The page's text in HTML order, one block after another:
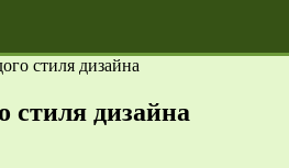
стиля дизайна
стиля дизайна